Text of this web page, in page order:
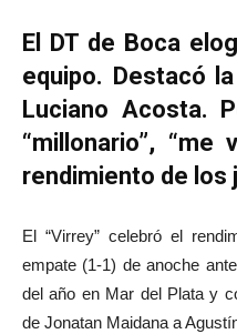
El DT de Boca
equipo. Destacó
Luciano Acosta.
“millonario”,
rendimiento de los
El “Virrey” celebró el
empate (1-1) de anoche
del año en Mar del Plata y
de Jonatan Maidana a